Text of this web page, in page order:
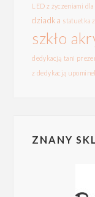
LED z życzeniami dla
dziadka statuetka
szkło
dedykacją tani
z dedykacją
ZNANY